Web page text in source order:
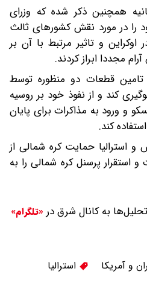
همچنین ذکر شده که وزرای
را در مورد نقش کشورهای ثالث
و تاثیر مرتبط با آن بر
مجددا ابراز کردند.
تامین قطعات دو منظوره توسط
کند و از نفوذ خود بر روسیه
و ورود به مذاکرات برای پایان
کند.
استرالیا حمایت کره شمالی از
استقرار پرسنل کره شمالی را به
به کانال شرق در «تلگرام»
و آمریکا
استرالیا